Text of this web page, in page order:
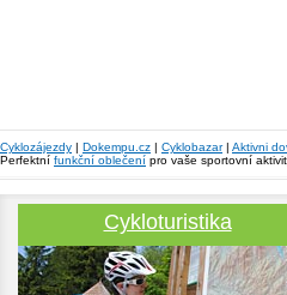
Cyklozájezdy | Dokempu.cz | Cyklobazar| Aktivni
Perfektní funkční oblečení pro vaše sportovní
Cykloturistika